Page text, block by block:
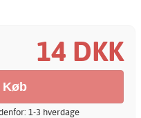
14 DKK
1-3 hverdage